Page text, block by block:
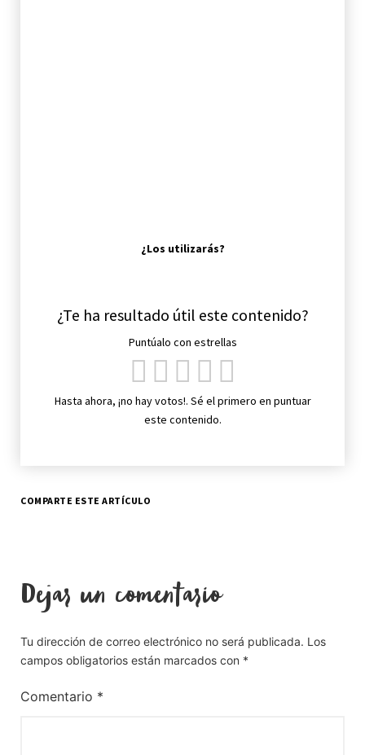
¿Los utilizarás?
¿Te ha resultado útil este contenido?
Puntúalo con estrellas
Hasta ahora, ¡no hay votos!. Sé el primero en puntuar
este contenido.
COMPARTE ESTE ARTÍCULO
Dejar un comentario
Tu dirección de correo electrónico no será publicada. Los
campos obligatorios están marcados con *
Comentario *